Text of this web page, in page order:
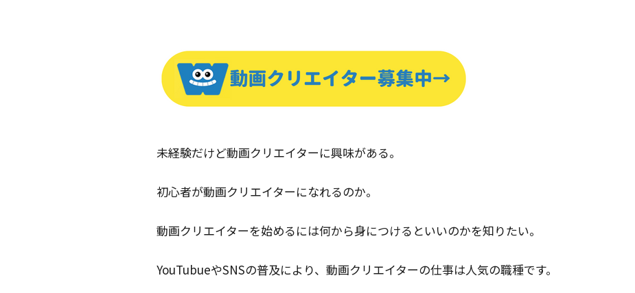
未経験だけど動画クリエイターに興味がある。
初心者が動画クリエイターになれるのか。
動画クリエイターを始めるには何から身につけるといいのかを知りたい。
YouTubueやSNSの普及により、動画クリエイターの仕事は人気の職種です。